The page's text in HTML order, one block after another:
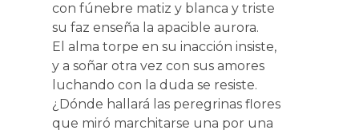
con fúnebre matiz y blanca y triste
su faz enseña la apacible aurora.
El alma torpe en su inacción insiste,
y a soñar otra vez con sus amores
luchando con la duda se resiste.
¿Dónde hallará las peregrinas flores
que miró marchitarse una por una